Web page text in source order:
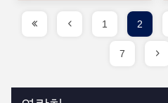
1 2
7